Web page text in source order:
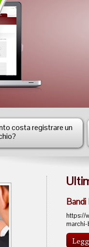
costa registrare un
Bandi
https://
marchi-